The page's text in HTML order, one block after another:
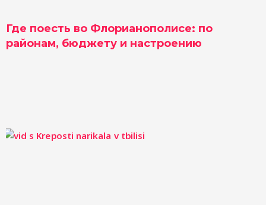
Где поесть во Флорианополисе: по
районам, бюджету и настроению